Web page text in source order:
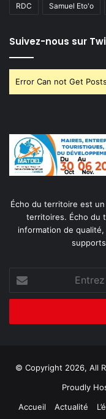
RDC Samuel Eto'o
Suivez-nous sur
Error Can not Get
Écho du territoire est
territoires. Écho du
information de
votre
adresse
© Copyright 2026, All
Proudly
Accueil
Actualité